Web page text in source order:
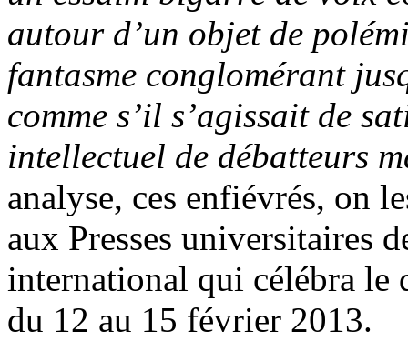
autour d’un objet de
fantasme conglomérant
comme s’il s’agissait de
intellectuel de débatteurs
analyse, ces enfiévrés, on
aux Presses universitaires
international qui célébra le
du 12 au 15 février 2013.